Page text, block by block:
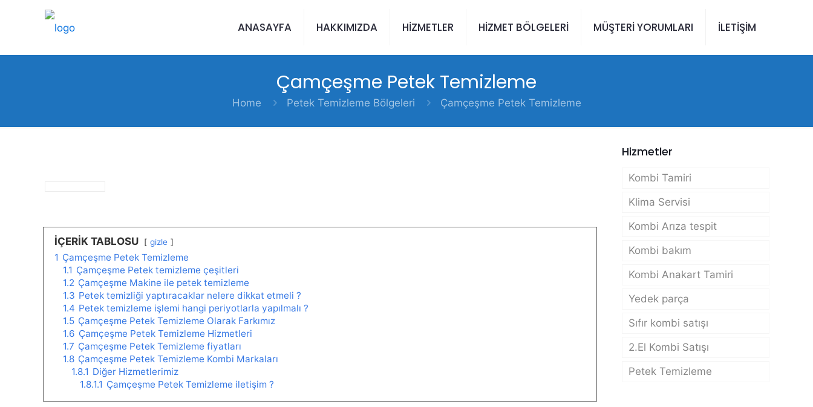
ANASAYFA HAKKIMIZDA HİZMETLER HİZMET BÖLGELERİ MÜŞTERİ YORUMLARI İLETİŞİM
Çamçeşme Petek Temizleme
Home Petek Temizleme Bölgeleri Çamçeşme Petek Temizleme
İÇERİK TABLOSU gizle
1 Çamçeşme Petek Temizleme
1.1 Çamçeşme Petek temizleme çeşitleri
1.2 Çamçeşme Makine ile petek temizleme
1.3 Petek temizliği yaptıracaklar nelere dikkat etmeli ?
1.4 Petek temizleme işlemi hangi periyotlarla yapılmalı ?
1.5 Çamçeşme Petek Temizleme Olarak Farkımız
1.6 Çamçeşme Petek Temizleme Hizmetleri
1.7 Çamçeşme Petek Temizleme fiyatları
1.8 Çamçeşme Petek Temizleme Kombi Markaları
1.8.1 Diğer Hizmetlerimiz
1.8.1.1 Çamçeşme Petek Temizleme iletişim ?
Hizmetler
Kombi Tamiri
Klima Servisi
Kombi Arıza tespit
Kombi bakım
Kombi Anakart Tamiri
Yedek parça
Sıfır kombi satışı
2.El Kombi Satışı
Petek Temizleme